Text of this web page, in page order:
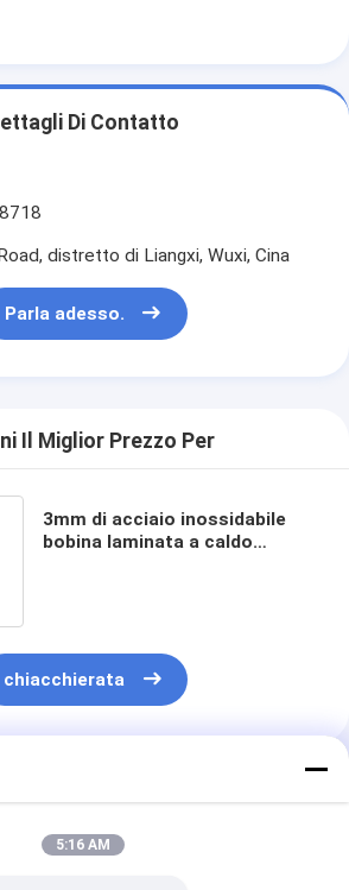
Di Contatto
distretto di Liangxi, Wuxi, Cina
Parla adesso.
Il Miglior Prezzo Per
3mm di acciaio inossidabile
bobina laminata a caldo
chiacchierata
5:16 AM